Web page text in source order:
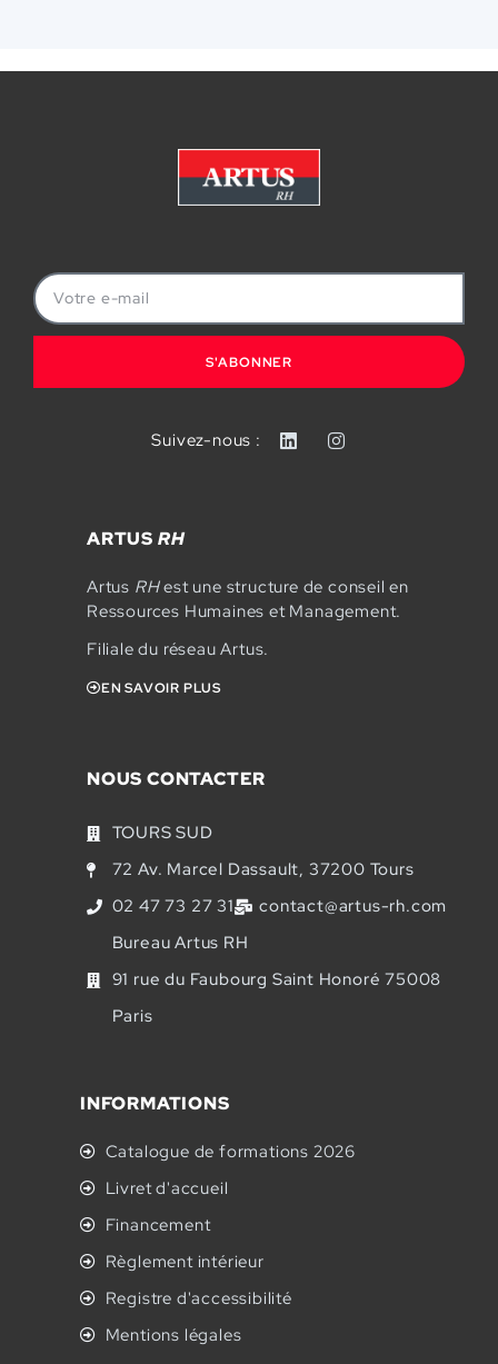
S'ABONNER
Suivez-nous :
ARTUS RH
Artus RHest une structure de conseil en
Ressources Humaines et Management.
Filiale du réseau Artus.
EN SAVOIR PLUS
NOUS CONTACTER
TOURS SUD
72 Av. Marcel Dassault, 37200 Tours
02 47 73 27 31
contact@artus-rh.com
Bureau Artus RH
91 rue du Faubourg Saint Honoré 75008
Paris
INFORMATIONS
Catalogue de formations 2026
Livret d'accueil
Financement
Règlement intérieur
Registre d'accessibilité
Mentions légales